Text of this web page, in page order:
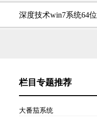
深度技术win7系统64位
栏目专题推荐
大番茄系统